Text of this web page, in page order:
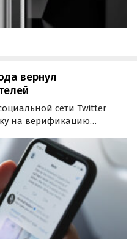
вернул
сети Twitter
на верификацию
синюю галочку, после 4-
порах получат